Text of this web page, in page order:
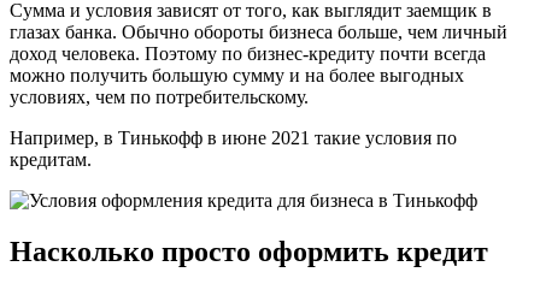
Сумма и условия зависят от того, как выглядит заемщик в
глазах банка. Обычно обороты бизнеса больше, чем личный
доход человека. Поэтому по бизнес-кредиту почти всегда
можно получить большую сумму и на более выгодных
условиях, чем по потребительскому.
Например, в Тинькофф в июне 2021 такие условия по
кредитам.
Насколько просто оформить кредит